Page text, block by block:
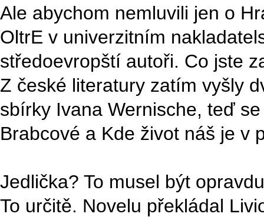
Ale abychom nemluvili jen o
OltrE v univerzitním
středoevropští autoři. Co jste
Z české literatury zatím vyšly
sbírky Ivana Wernische, teď
Brabcové a Kde život náš je v
Jedlička? To musel být
To určitě. Novelu překládal